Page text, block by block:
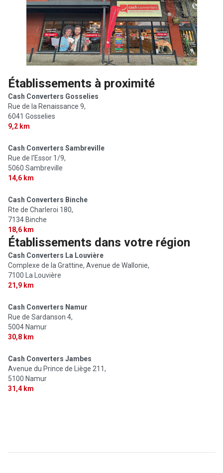
Établissements à proximité
Cash Converters Gosselies
Rue de la Renaissance 9,
6041 Gosselies
9,2 km
Cash Converters Sambreville
Rue de l'Essor 1/9,
5060 Sambreville
14,6 km
Cash Converters Binche
Rte de Charleroi 180,
7134 Binche
18,6 km
Établissements dans votre région
Cash Converters La Louvière
Complexe de la Grattine, Avenue de Wallonie,
7100 La Louvière
21,9 km
Cash Converters Namur
Rue de Sardanson 4,
5004 Namur
30,8 km
Cash Converters Jambes
Avenue du Prince de Liège 211,
5100 Namur
31,4 km